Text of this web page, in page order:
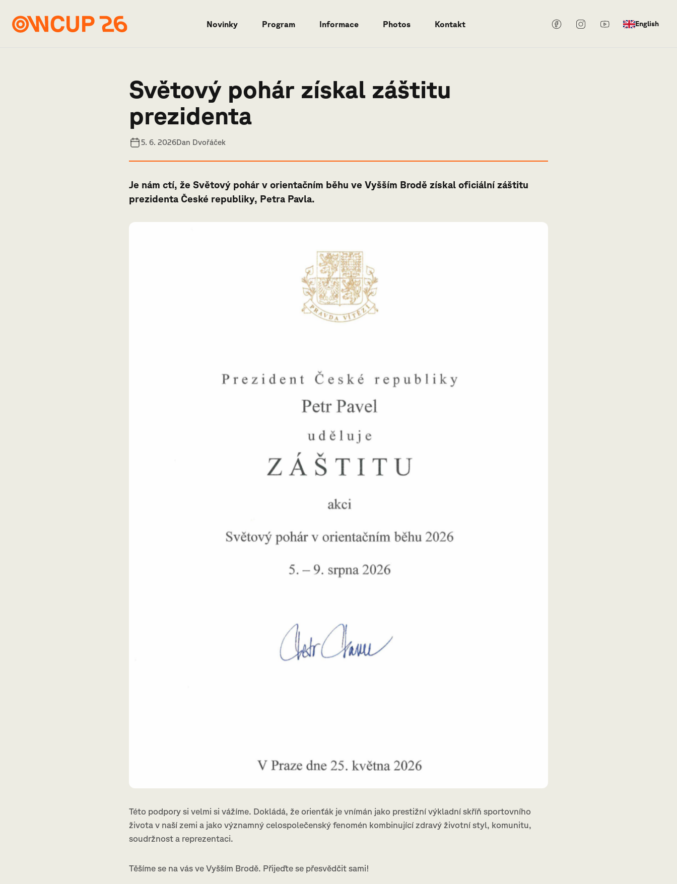
Novinky Program Informace Photos Kontakt English
Světový pohár získal záštitu
prezidenta
5. 6. 2026Dan Dvořáček
Je nám ctí, že Světový pohár v orientačním běhu ve Vyšším Brodě získal oficiální záštitu
prezidenta České republiky, Petra Pavla.
Této podpory si velmi si vážíme. Dokládá, že orienťák je vnímán jako prestižní výkladní skříň sportovního
života v naší zemi a jako významný celospolečenský fenomén kombinující zdravý životní styl, komunitu,
soudržnost a reprezentaci.
Těšíme se na vás ve Vyšším Brodě. Přijeďte se přesvědčit sami!